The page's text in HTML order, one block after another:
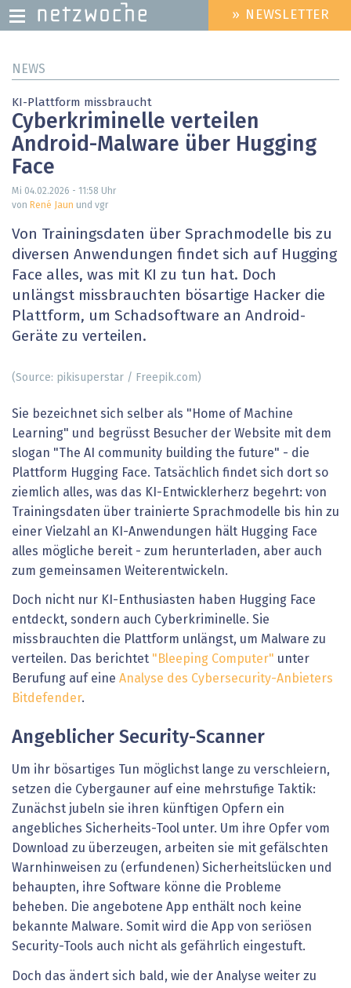
zum
HEADER
MENU
» NEWSLETTER
NEWS
KI-Plattform missbraucht
Cyberkriminelle verteilen
Android-Malware über Hugging
Face
Mi 04.02.2026 - 11:58 Uhr
von René Jaun und vgr
Von Trainingsdaten über Sprachmodelle bis zu
diversen Anwendungen findet sich auf Hugging
Face alles, was mit KI zu tun hat. Doch
unlängst missbrauchten bösartige Hacker die
Plattform, um Schadsoftware an Android-
Geräte zu verteilen.
(Source: pikisuperstar / Freepik.com)
Sie bezeichnet sich selber als "Home of Machine
Learning" und begrüsst Besucher der Website mit dem
slogan "The AI community building the future" - die
Plattform Hugging Face. Tatsächlich findet sich dort so
ziemlich alles, was das KI-Entwicklerherz begehrt: von
Trainingsdaten über trainierte Sprachmodelle bis hin zu
einer Vielzahl an KI-Anwendungen hält Hugging Face
alles mögliche bereit - zum herunterladen, aber auch
zum gemeinsamen Weiterentwickeln.
Doch nicht nur KI-Enthusiasten haben Hugging Face
entdeckt, sondern auch Cyberkriminelle. Sie
missbrauchten die Plattform unlängst, um Malware zu
verteilen. Das berichtet "Bleeping Computer" unter
Berufung auf eine Analyse des Cybersecurity-Anbieters
Bitdefender.
Angeblicher Security-Scanner
Um ihr bösartiges Tun möglichst lange zu verschleiern,
setzen die Cybergauner auf eine mehrstufige Taktik:
Zunächst jubeln sie ihren künftigen Opfern ein
angebliches Sicherheits-Tool unter. Um ihre Opfer vom
Download zu überzeugen, arbeiten sie mit gefälschten
Warnhinweisen zu (erfundenen) Sicherheitslücken und
behaupten, ihre Software könne die Probleme
beheben. Die angebotene App enthält noch keine
bekannte Malware. Somit wird die App von seriösen
Security-Tools auch nicht als gefährlich eingestuft.
Doch das ändert sich bald, wie der Analyse weiter zu